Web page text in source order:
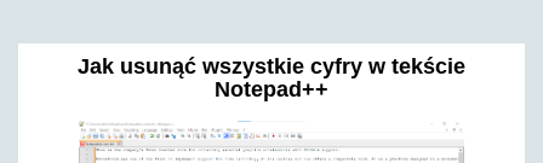
Jak usunąć wszystkie cyfry w tekście
Notepad++